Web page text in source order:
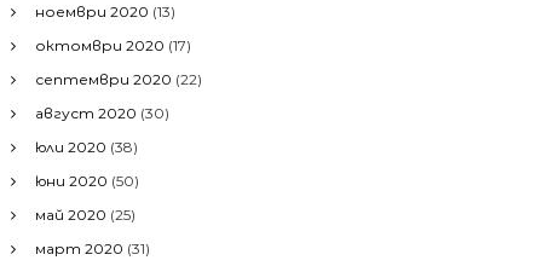
ноември 2020 (13)
октомври 2020 (17)
септември 2020 (22)
август 2020 (30)
юли 2020 (38)
юни 2020 (50)
май 2020 (25)
март 2020 (31)